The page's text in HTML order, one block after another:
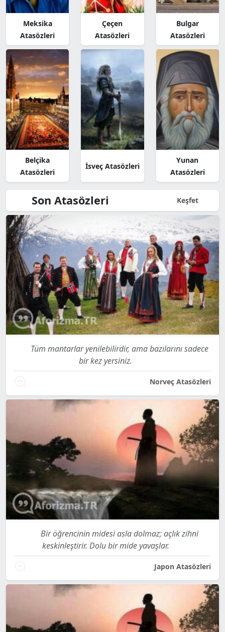
Meksika
Atasözleri
Çeçen
Atasözleri
Bulgar
Atasözleri
Belçika
Atasözleri
İsveç Atasözleri
Yunan
Atasözleri
Son Atasözleri Keşfet
Tüm mantarlar yenilebilirdir, ama bazılarını sadece
bir kez yersiniz.
Norveç Atasözleri
Bir öğrencinin midesi asla dolmaz; açlık zihni
keskinleştirir. Dolu bir mide yavaşlar.
Japon Atasözleri